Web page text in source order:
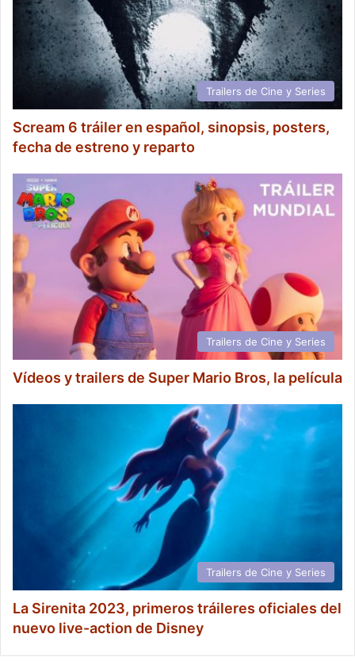
Trailers de Cine y Series
Scream 6 tráiler en español, sinopsis, posters,
fecha de estreno y reparto
Trailers de Cine y Series
Vídeos y trailers de Super Mario Bros, la película
Trailers de Cine y Series
La Sirenita 2023, primeros tráileres oficiales del
nuevo live-action de Disney